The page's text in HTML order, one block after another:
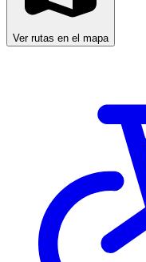
Ver rutas en el mapa